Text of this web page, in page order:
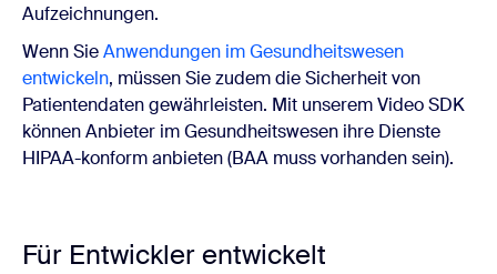
Aufzeichnungen.
Wenn SieAnwendungen im Gesundheitswesen
entwickeln, müssen Sie zudem die Sicherheit von
Patientendaten gewährleisten. Mit unserem Video SDK
können Anbieter im Gesundheitswesen ihre Dienste
HIPAA-konform anbieten (BAA muss vorhanden sein).
Für Entwickler entwickelt